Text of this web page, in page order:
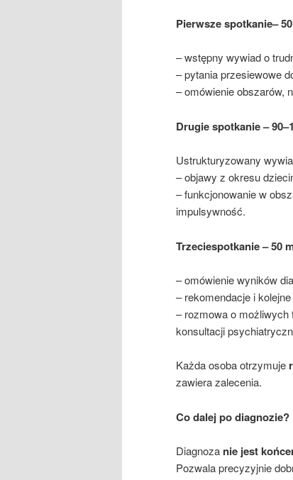
Pierwsze spotkanie–
– wstępny wywiad o
– pytania przesiewowe
– omówienie obszarów,
Drugie spotkanie –
Ustrukturyzowany
– objawy z okresu
– funkcjonowanie w
impulsywność.
Trzeciespotkanie – 50
– omówienie wyników
– rekomendacje i
– rozmowa o możliwych
konsultacji
Każda osoba otrzymuje
zawiera zalecenia.
Co dalej po diagnozie?
Diagnoza nie jest
Pozwala precyzyjnie